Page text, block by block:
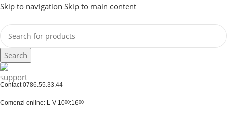
Skip to navigation Skip to main content
Search
Contact0786.55.33.44
Comenzi online: L-V 1000:1600